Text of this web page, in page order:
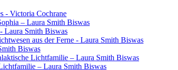
- Victoria Cochrane
– Laura Smith Biswas
Laura Smith Biswas
aus der Ferne - Laura Smith Biswas
Biswas
Lichtfamilie – Laura Smith Biswas
– Laura Smith Biswas